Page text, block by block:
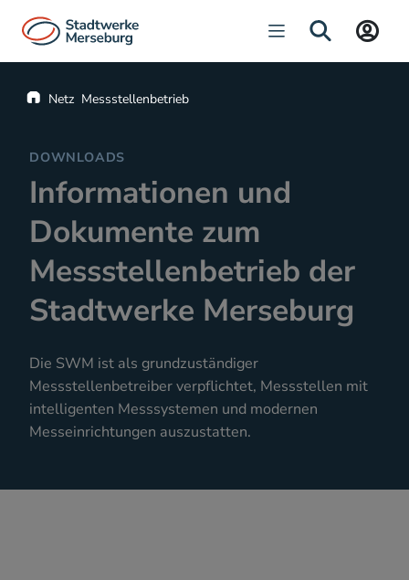
Navigation öffnen
Startseite
Netz Messstellenbetrieb
Informationen und
Dokumente zum
Messstellenbetrieb der
Stadtwerke Merseburg
DOWNLOADS
Die SWM ist als grundzuständiger
Messstellenbetreiber verpflichtet, Messstellen mit
intelligenten Messsystemen und modernen
Messeinrichtungen auszustatten.